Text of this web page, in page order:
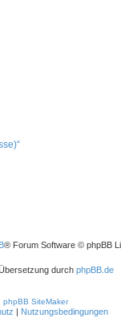
® Forum Software © phpBB
durch phpBB.de
phpBB SiteMaker
| Nutzungsbedingungen